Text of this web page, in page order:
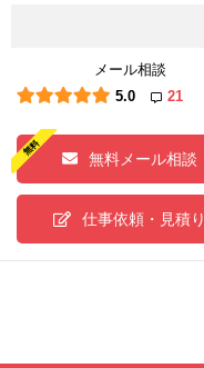
メール相談
5.0
21
無料メール相談
仕事依頼・見積り